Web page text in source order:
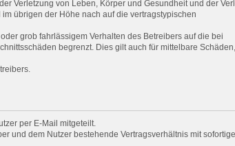
Verletzung von Leben, Körper und Gesundheit und der
übrigen der Höhe nach auf die vertragstypischen
grob fahrlässigem Verhalten des Betreibers auf die bei
begrenzt. Dies gilt auch für mittelbare Schäden,
per E-Mail mitgeteilt.
und dem Nutzer bestehende Vertragsverhältnis mit